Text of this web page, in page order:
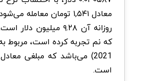
معادل ۱,۵۴۱ تومان
روزانه آن ۹.۲۸ میلیون
است.